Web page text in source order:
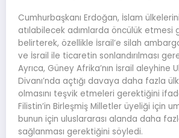
Cumhurbaşkanı Erdoğan, İslam
atılabilecek adımlarda öncülük etmesi
belirterek, özellikle İsrail’e silah
ve İsrail ile ticaretin sonlandırılması
Ayrıca, Güney Afrika’nın İsrail aleyhine
Divanı’nda açtığı davaya daha fazla
olmasını teşvik etmeleri gerektiğini
Filistin’in Birleşmiş Milletler üyeliği için
bunun için uluslararası alanda daha
sağlanması gerektiğini söyledi.